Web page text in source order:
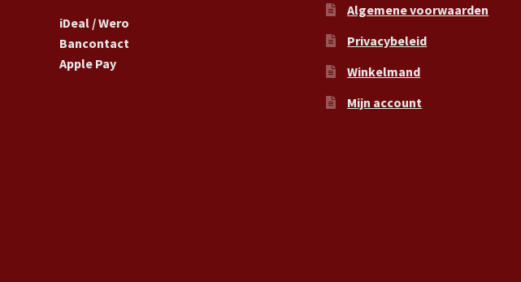
iDeal / Wero
Bancontact
Apple Pay
Algemene voorwaarden
Privacybeleid
Winkelmand
Mijn account